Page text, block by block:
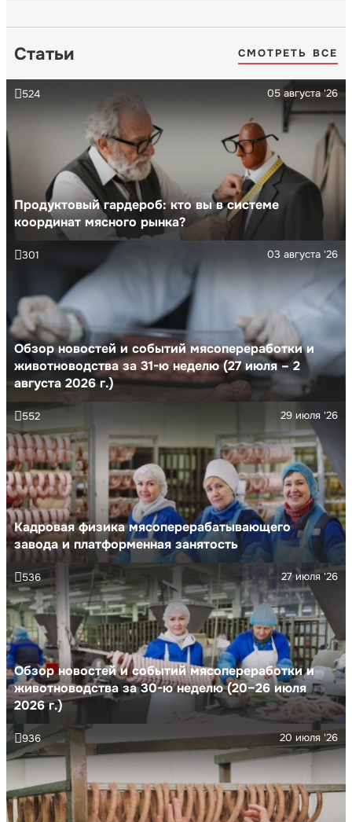
Статьи СМОТРЕТЬ ВСЕ
Продуктовый гардероб: кто вы в системе
координат мясного рынка?
05 августа '26
524
Обзор новостей и событий мясопереработки и
животноводства за 31-ю неделю (27 июля – 2
августа 2026 г.)
03 августа '26
301
Кадровая физика мясоперерабатывающего
завода и платформенная занятость
29 июля '26
552
Обзор новостей и событий мясопереработки и
животноводства за 30-ю неделю (20–26 июля
2026 г.)
27 июля '26
536
20 июля '26
936